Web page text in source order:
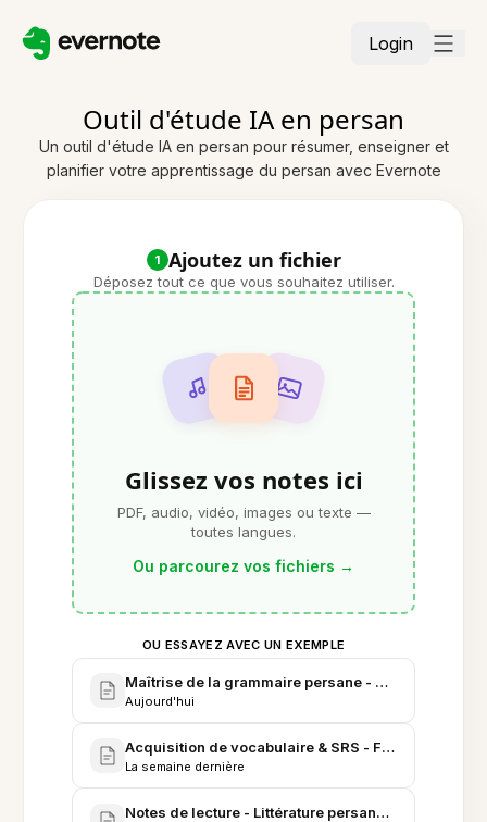
Login
Outil d'étude IA en persan
Un outil d'étude IA en persan pour résumer, enseigner et
planifier votre apprentissage du persan avec Evernote
1 Ajoutez un fichier
Déposez tout ce que vous souhaitez utiliser.
Glissez vos notes ici
PDF, audio, vidéo, images ou texte —
toutes langues.
Ou parcourez vos fichiers →
OU ESSAYEZ AVEC UN EXEMPLE
Maîtrise de la grammaire persane - Planificateur
Aujourd'hui
Acquisition de vocabulaire & SRS - Flashcards
La semaine dernière
Notes de lecture - Littérature persane moderne &